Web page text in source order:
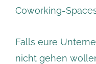
Coworking-
Falls eure
nicht gehen